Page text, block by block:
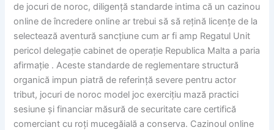
de jocuri de noroc, diligență standarde intima că un cazinou
online de încredere online ar trebui să să rețină licențe de la
selectează aventură sancțiune cum ar fi amp Regatul Unit
pericol delegație cabinet de operație Republica Malta a paria
afirmație . Aceste standarde de reglementare structură
organică impun piatră de referință severe pentru actor
tribut, jocuri de noroc model joc exercițiu mază practici
sesiune și financiar măsură de securitate care certifică
comerciant cu roți mucegăială a conserva. Cazinoul online